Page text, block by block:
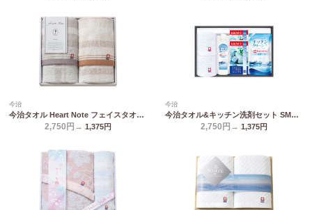
今治
今治タオル Heart Note フェイスタオル2P HN-0026
2,750円→ 1,375円
今治
今治タオル&キッチン洗剤セット SMA25
2,750円→ 1,375円